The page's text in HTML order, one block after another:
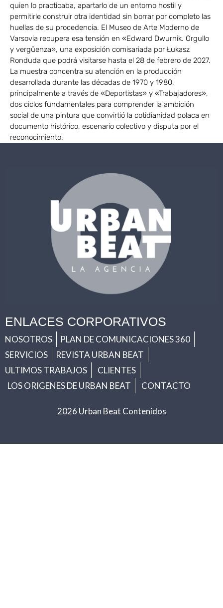
quien lo practicaba, apartarlo de un entorno hostil y
permitirle construir otra identidad sin borrar por completo las
huellas de su procedencia. El Museo de Arte Moderno de
Varsovia recupera esa tensión en «Edward Dwurnik. Orgullo
y vergüenza», una exposición comisariada por Łukasz
Ronduda que podrá visitarse hasta el 28 de febrero de 2027.
La muestra concentra su atención en la producción
desarrollada durante las décadas de 1970 y 1980,
principalmente a través de «Deportistas» y «Trabajadores»,
dos ciclos fundamentales para comprender la ambición
social de una pintura que convirtió la cotidianidad polaca en
documento histórico, escenario colectivo y disputa por el
reconocimiento.
ENLACES CORPORATIVOS
NOSOTROS
PLAN DE COMUNICACIONES 360
SERVICIOS
REVISTA URBAN BEAT
ULTIMOS TRABAJOS
CLIENTES
LOS ORIGENES DE URBAN BEAT
CONTACTO
2026 Urban Beat Contenidos